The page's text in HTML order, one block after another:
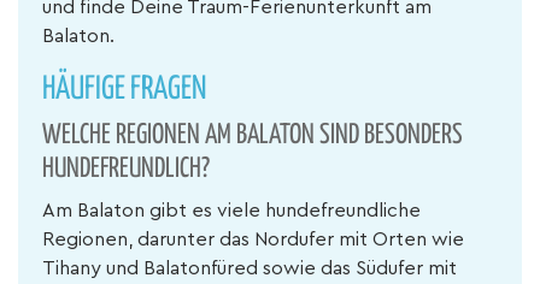
und finde Deine Traum-Ferienunterkunft am
Balaton.
HÄUFIGE FRAGEN
WELCHE REGIONEN AM BALATON SIND BESONDERS
HUNDEFREUNDLICH?
Am Balaton gibt es viele hundefreundliche
Regionen, darunter das Nordufer mit Orten wie
Tihany und Balatonfüred sowie das Südufer mit